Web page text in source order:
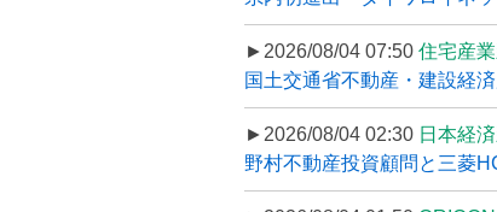
►2026/08/04 07:50 住宅産
国土交通省不動産・建設経
►2026/08/04 02:30 日本経
野村不動産投資顧問と三菱